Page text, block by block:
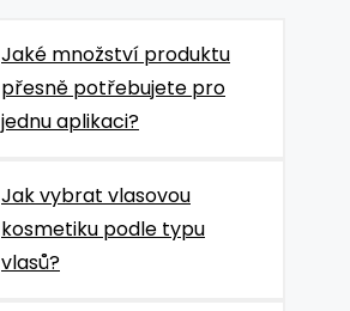
Jaké množství produktu
přesně potřebujete pro
jednu aplikaci?
Jak vybrat vlasovou
kosmetiku podle typu
vlasů?